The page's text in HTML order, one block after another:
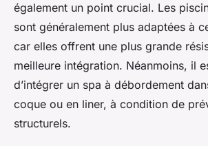
également un point crucial. Les
sont généralement plus adaptées à
car elles offrent une plus grande
meilleure intégration. Néanmoins, il
d’intégrer un spa à débordement
coque ou en liner, à condition de
structurels.